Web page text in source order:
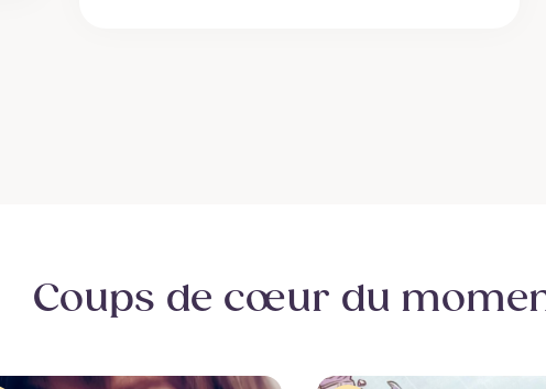
Coups de cœur du